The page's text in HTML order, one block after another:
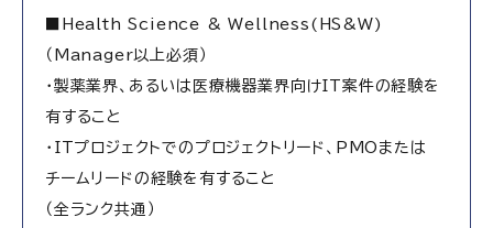
■Health Science & Wellness(HS&W)
（Manager以上必須）
・製薬業界、あるいは医療機器業界向けIT案件の経験を
有すること
・ITプロジェクトでのプロジェクトリード、PMOまたは
チームリードの経験を有すること
（全ランク共通）